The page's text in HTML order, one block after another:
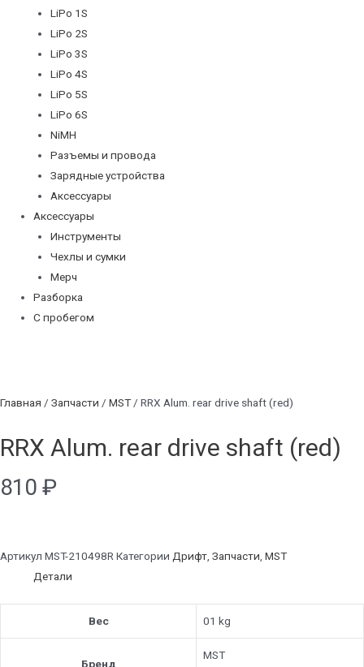
LiPo 1S
LiPo 2S
LiPo 3S
LiPo 4S
LiPo 5S
LiPo 6S
NiMH
Разъемы и провода
Зарядные устройства
Аксессуары
Аксессуары
Инструменты
Чехлы и сумки
Мерч
Разборка
С пробегом
Главная / Запчасти / MST/ RRX Alum. rear drive shaft (red)
RRX Alum. rear drive shaft (red)
810 ₽
Артикул MST-210498RКатегории Дрифт, Запчасти, MST
Детали
Вес 01 kg
Бренд
MST